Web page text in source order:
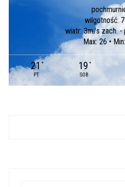
wilgotność:
wiatr: 3m/s zach. -
Max: 26 •
21 °
PT
19 °
SOB